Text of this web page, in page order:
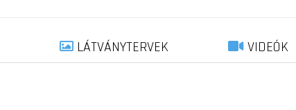
LÁTVÁNYTERVEK VIDEÓK